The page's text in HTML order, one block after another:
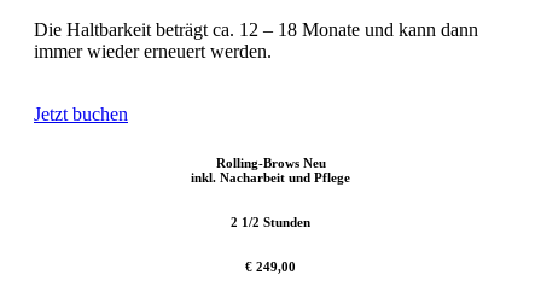
Die Haltbarkeit beträgt ca. 12 – 18 Monate und kann dann
immer wieder erneuert werden.
Jetzt buchen
Rolling-Brows Neu
inkl. Nacharbeit und Pflege
2 1/2 Stunden
€ 249,00